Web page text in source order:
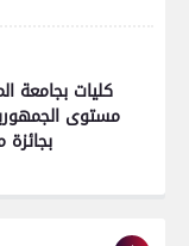
مستوى
بجائزة